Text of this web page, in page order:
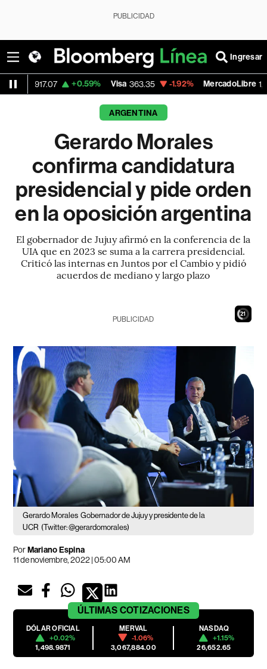
PUBLICIDAD
Ingresar
+0.59% Visa 363.35 -1.92% MercadoLibre 1,817.88 -
ARGENTINA
Gerardo Morales
confirma candidatura
presidencial y pide orden
en la oposición argentina
El gobernador de Jujuy afirmó en la conferencia de la
UIA que en 2023 se suma a la carrera presidencial.
Criticó las internas en Juntos por el Cambio y pidió
acuerdos de mediano y largo plazo
19
PUBLICIDAD
Gerardo Morales Gobernador de Jujuy y presidente de la
UCR (Twitter: @gerardomorales)
PorMariano Espina
11 de noviembre, 2022 | 05:00 AM
ÚLTIMAS COTIZACIONES
DÓLAR OFICIAL
+0.02%
1,498.9871
MERVAL
-1.06%
3,067,884.00
NASDAQ
+1.15%
26,652.65